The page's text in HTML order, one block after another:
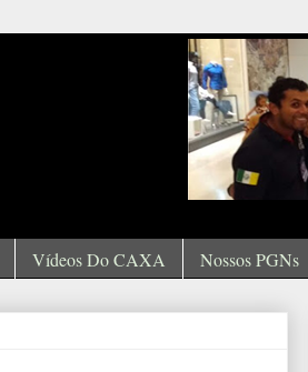
Vídeos Do CAXA Nossos PGNs